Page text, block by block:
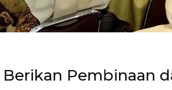
Pembinaan